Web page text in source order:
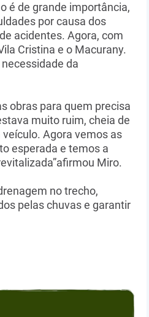
é de grande importância,
por causa dos
acidentes. Agora, com
Cristina e o Macurany.
da
obras para quem precisa
muito ruim, cheia de
Agora vemos as
esperada e temos a
Miro.
no trecho,
pelas chuvas e garantir